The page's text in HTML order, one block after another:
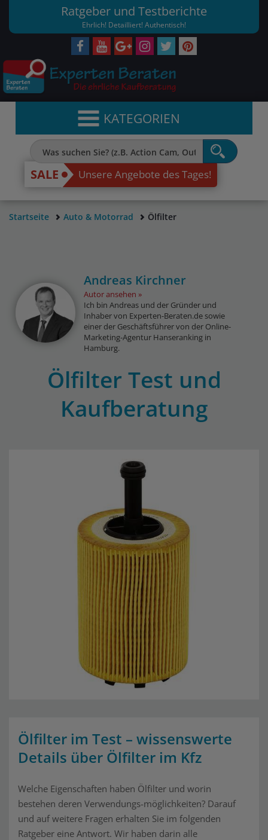
Ratgeber und Testberichte
Ehrlich! Detailliert! Authentisch!
KATEGORIEN
SALE Unsere Angebote des Tages!
Startseite Auto & Motorrad Ölfilter
Andreas Kirchner
Autor ansehen
Ich bin Andreas und der Gründer und
Inhaber von Experten-Beraten.de sowie
einer der Geschäftsführer von der Online-
Marketing-Agentur Hanseranking in
Hamburg.
Ölfilter Test und
Kaufberatung
Ölfilter im Test – wissenswerte
Details über Ölfilter im Kfz
Welche Eigenschaften haben Ölfilter und worin
bestehen deren Verwendungs-möglichkeiten? Darauf
und auf weitere Fragen erhalten Sie im folgenden
Ratgeber eine Antwort. Wir haben darin alle